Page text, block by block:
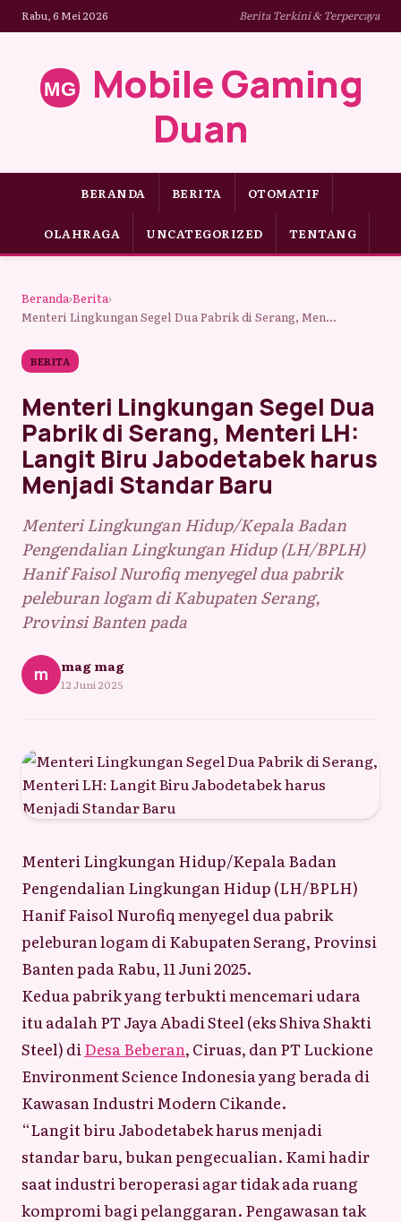
Rabu, 6 Mei 2026 Berita Terkini & Terpercaya
Mobile Gaming
Duan
BERANDA BERITA OTOMATIF
OLAHRAGA UNCATEGORIZED TENTANG
Beranda›Berita›
Menteri Lingkungan Segel Dua Pabrik di Serang, Men...
BERITA
Menteri Lingkungan Segel Dua
Pabrik di Serang, Menteri LH:
Langit Biru Jabodetabek harus
Menjadi Standar Baru
Menteri Lingkungan Hidup/Kepala Badan
Pengendalian Lingkungan Hidup (LH/BPLH)
Hanif Faisol Nurofiq menyegel dua pabrik
peleburan logam di Kabupaten Serang,
Provinsi Banten pada
m mag mag
12 Juni 2025
Menteri Lingkungan Hidup/Kepala Badan
Pengendalian Lingkungan Hidup (LH/BPLH)
Hanif Faisol Nurofiq menyegel dua pabrik
peleburan logam di Kabupaten Serang, Provinsi
Banten pada Rabu, 11 Juni 2025.
Kedua pabrik yang terbukti mencemari udara
itu adalah PT Jaya Abadi Steel (eks Shiva Shakti
Steel) di Desa Beberan, Ciruas, dan PT Luckione
Environment Science Indonesia yang berada di
Kawasan Industri Modern Cikande.
“Langit biru Jabodetabek harus menjadi
standar baru, bukan pengecualian. Kami hadir
saat industri beroperasi agar tidak ada ruang
kompromi bagi pelanggaran. Pengawasan tak